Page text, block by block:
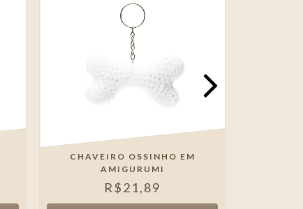
CHAVEIRO OSSINHO EM
AMIGURUMI
R$21,89